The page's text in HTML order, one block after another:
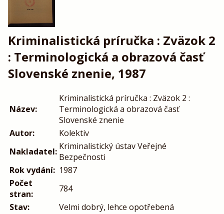
Kriminalistická príručka : Zväzok 2
: Terminologická a obrazová časť
Slovenské znenie, 1987
Název:
Kriminalistická príručka : Zväzok 2 :
Terminologická a obrazová časť
Slovenské znenie
Autor:
Kolektiv
Nakladatel: Kriminalistický ústav Veřejné
Bezpečnosti
Rok vydání: 1987
Počet
stran:
784
Stav:
Velmi dobrý, lehce opotřebená